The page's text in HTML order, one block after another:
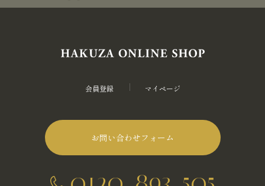
会員登録 マイページ
お問い合わせフォーム